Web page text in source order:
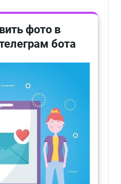
фото в
бота